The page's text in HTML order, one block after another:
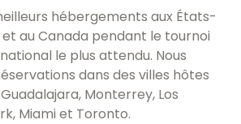
hébergements aux États-
et au Canada pendant le tournoi
le plus attendu. Nous
dans des villes hôtes
Monterrey, Los
Miami et Toronto.